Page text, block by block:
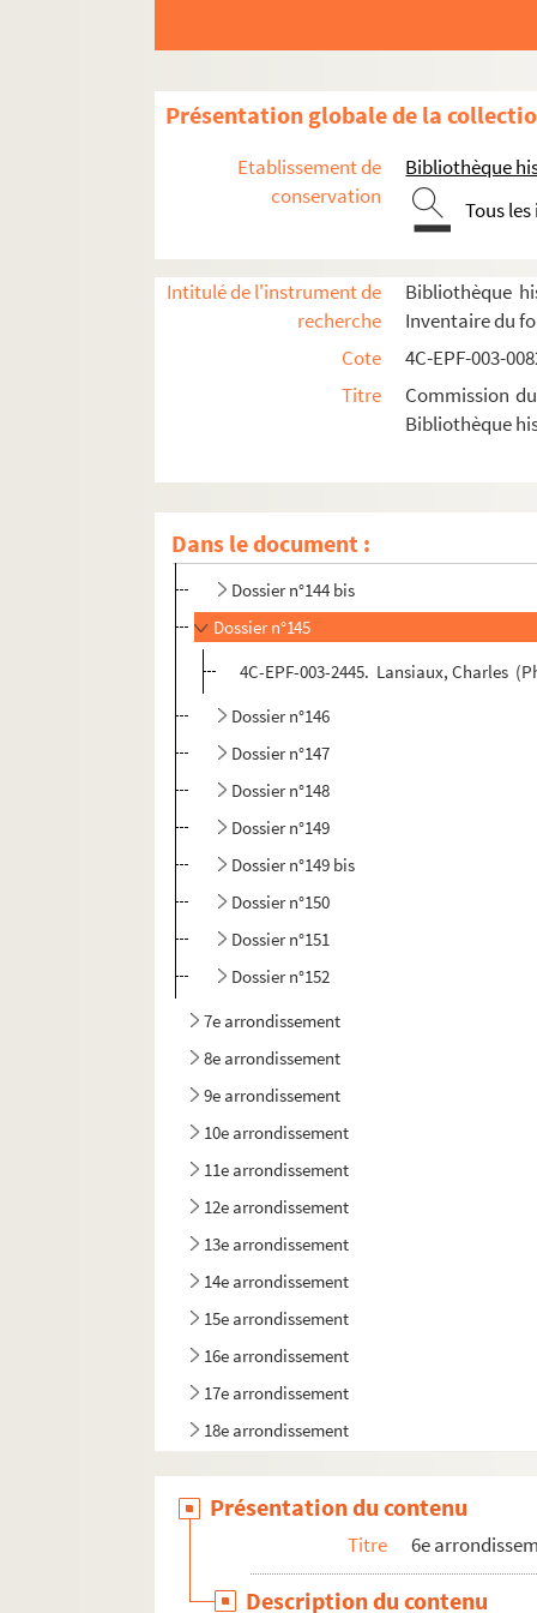
Présentation globale de la
Etablissement de
conservation
Bibliothèque
Tous
Intitulé de l'instrument de
recherche
Bibliothèque
Inventaire du
Cote
4C-EPF-003-
Titre
Commission
Bibliothèque
Dans le document :
Dossier n°130
Dossier n°133
Dossier n°135
Dossier n°136
Dossier n°138 bis
Dossier n°140 bis
Dossier n°142 bis
Dossier n°143
Dossier n°144
Dossier n°144 bis
Dossier n°145
4C-EPF-003-2445. Lansiaux, Charles
Dossier n°146
Dossier n°147
Dossier n°148
Dossier n°149
Dossier n°149 bis
Dossier n°150
Dossier n°151
Dossier n°152
7e arrondissement
8e arrondissement
9e arrondissement
10e arrondissement
11e arrondissement
12e arrondissement
13e arrondissement
14e arrondissement
15e arrondissement
16e arrondissement
17e arrondissement
18e arrondissement
20e arrondissement
Présentation du contenu
Titre 6e
Description du contenu